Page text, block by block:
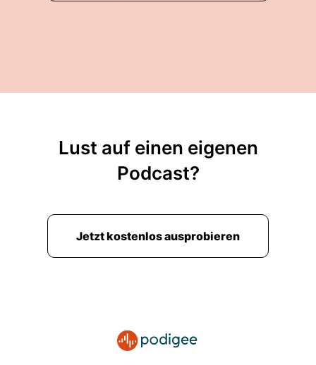
Lust auf einen eigenen
Podcast?
Jetzt kostenlos ausprobieren